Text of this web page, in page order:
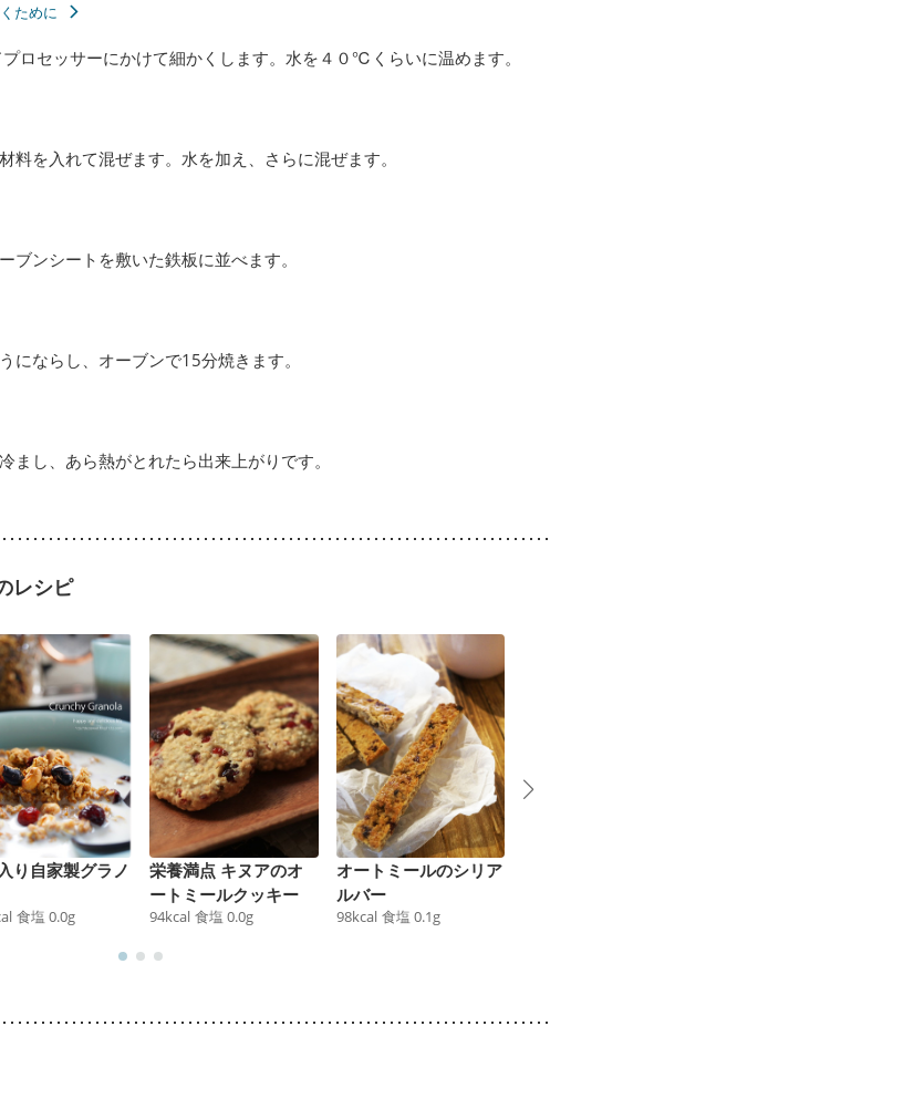
ために
ロセッサーにかけて細かくします。水を４０℃くらいに温めます。
料を入れて混ぜます。水を加え、さらに混ぜます。
ブンシートを敷いた鉄板に並べます。
にならし、オーブンで15分焼きます。
まし、あら熱がとれたら出来上がりです。
レシピ
り自家製グラノ
食塩 0.0g
栄養満点 キヌアのオ
ートミールクッキー
94kcal 食塩 0.0g
オートミールのシリア
ルバー
98kcal 食塩 0.1g